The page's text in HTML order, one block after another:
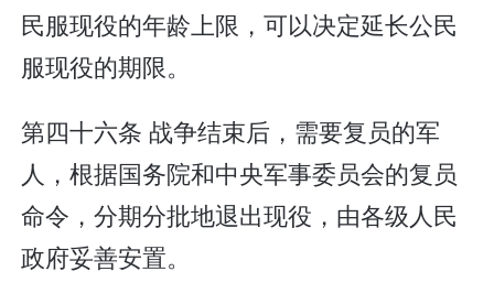
民服现役的年龄上限，可以决定延长公民
服现役的期限。
第四十六条 战争结束后，需要复员的军
人，根据国务院和中央军事委员会的复员
命令，分期分批地退出现役，由各级人民
政府妥善安置。